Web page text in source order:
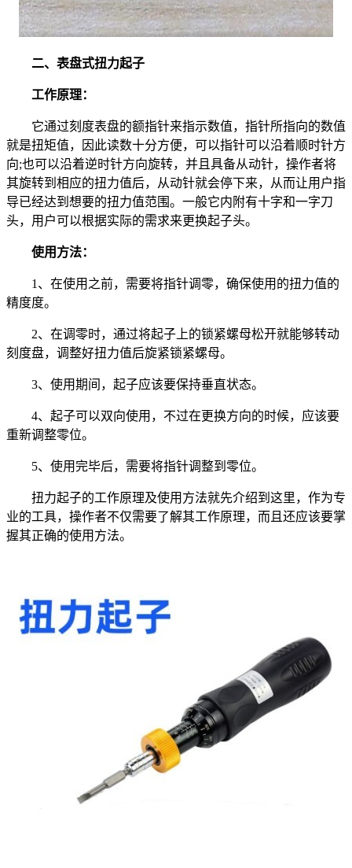
二、表盘式扭力起子
工作原理：
它通过刻度表盘的额指针来指示数值，指针所指向的数值
就是扭矩值，因此读数十分方便，可以指针可以沿着顺时针方
向;也可以沿着逆时针方向旋转，并且具备从动针，操作者将
其旋转到相应的扭力值后，从动针就会停下来，从而让用户指
导已经达到想要的扭力值范围。一般它内附有十字和一字刀
头，用户可以根据实际的需求来更换起子头。
使用方法：
1、在使用之前，需要将指针调零，确保使用的扭力值的
精度度。
2、在调零时，通过将起子上的锁紧螺母松开就能够转动
刻度盘，调整好扭力值后旋紧锁紧螺母。
3、使用期间，起子应该要保持垂直状态。
4、起子可以双向使用，不过在更换方向的时候，应该要
重新调整零位。
5、使用完毕后，需要将指针调整到零位。
扭力起子的工作原理及使用方法就先介绍到这里，作为专
业的工具，操作者不仅需要了解其工作原理，而且还应该要掌
握其正确的使用方法。